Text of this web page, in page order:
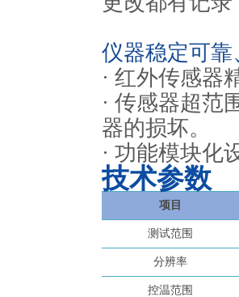
仪器稳定可
· 红外传感器
· 传感器超范
器的损坏。
· 功能模块化
技术参数
项目
测试范围
分辨率
控温范围